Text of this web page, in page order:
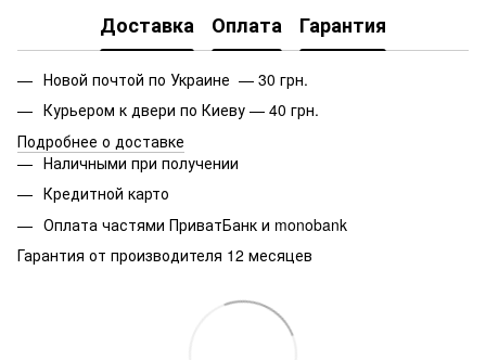
Доставка Оплата Гарантия
Новой почтой по Украине — 30 грн.
Курьером к двери по Киеву — 40 грн.
Подробнее о доставке
Наличными при получении
Кредитной карто
Оплата частями ПриватБанк и monobank
Гарантия от производителя 12 месяцев